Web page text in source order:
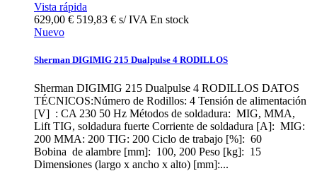
Vista rápida
629,00 € 519,83 € s/ IVA En stock
Nuevo
Sherman DIGIMIG 215 Dualpulse 4 RODILLOS
Sherman DIGIMIG 215 Dualpulse 4 RODILLOS DATOS
TÉCNICOS:Número de Rodillos: 4 Tensión de alimentación
[V] : CA 230 50 Hz Métodos de soldadura: MIG, MMA,
Lift TIG, soldadura fuerte Corriente de soldadura [A]: MIG:
200 MMA: 200 TIG: 200 Ciclo de trabajo [%]: 60
Bobina de alambre [mm]: 100, 200 Peso [kg]: 15
Dimensiones (largo x ancho x alto) [mm]:...